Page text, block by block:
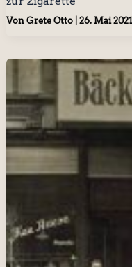
Von Grete Otto 26. Mai 2021